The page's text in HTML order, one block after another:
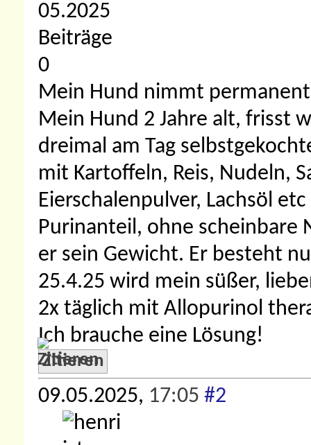
05.2025
Beiträge
0
Mein Hund nimmt
Mein Hund 2 Jahre alt, frisst
dreimal am Tag
mit Kartoffeln, Reis, Nudeln,
Eierschalenpulver, Lachsöl
Purinanteil, ohne scheinbare
er sein Gewicht. Er besteht
25.4.25 wird mein süßer,
2x täglich mit Allopurinol
Ich brauche eine Lösung!
Zitieren
09.05.2025, 17:05 #2